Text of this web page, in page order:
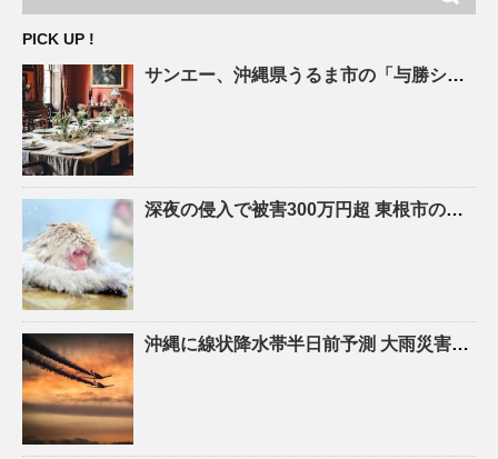
PICK UP !
サンエー、 沖縄県うるま市の「与勝シティ」でZEB Ready認証を取得 | 流通・小売業界で働く人の …
深夜の侵入で被害300万円超 東根市の
リサ
沖縄に線状降水帯半日前予測 大雨災害の危険度が急激に高まる恐れ 気象庁 | khb東日本放送